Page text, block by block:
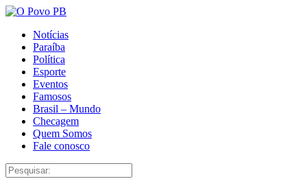
Notícias
Paraíba
Política
Esporte
Eventos
Famosos
Brasil – Mundo
Checagem
Quem Somos
Fale conosco